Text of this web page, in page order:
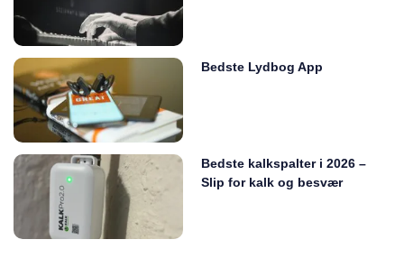
Bedste Lydbog App
Bedste kalkspalter i 2026 –
Slip for kalk og besvær